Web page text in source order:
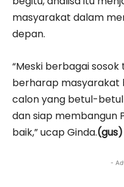
masyarakat dalam
depan.
“Meski berbagai
berharap masyarakat
calon yang betul-
dan siap membangun
baik,” ucap Ginda.(gus)
-